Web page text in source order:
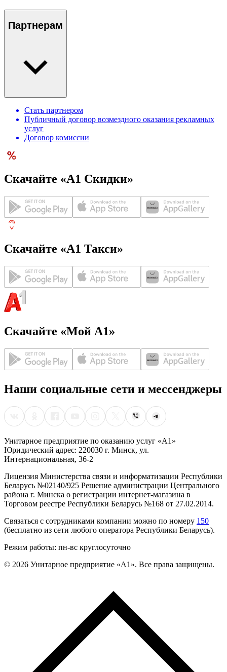
Партнерам
Стать партнером
Публичный договор возмездного оказания рекламных
услуг
Договор комиссии
Скачайте «А1 Скидки»
Скачайте «А1 Такси»
Скачайте «Мой А1»
Наши социальные сети и мессенджеры
Унитарное предприятие по оказанию услуг «А1»
Юридический адрес: 220030 г. Минск, ул.
Интернациональная, 36-2
Лицензия Министерства связи и информатизации Республики
Беларусь №02140/925 Решение администрации Центрального
района г. Минска о регистрации интернет-магазина в
Торговом реестре Республики Беларусь №168 от 27.02.2014.
Связаться с сотрудниками компании можно по номеру 150
(бесплатно из сети любого оператора Республики Беларусь).
Режим работы: пн-вс круглосуточно
© 2026 Унитарное предприятие «А1». Все права защищены.